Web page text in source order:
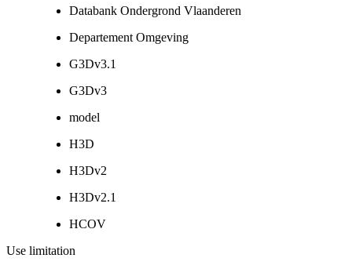
Databank Ondergrond Vlaanderen
Departement Omgeving
G3Dv3.1
G3Dv3
model
H3D
H3Dv2
H3Dv2.1
HCOV
Use limitation